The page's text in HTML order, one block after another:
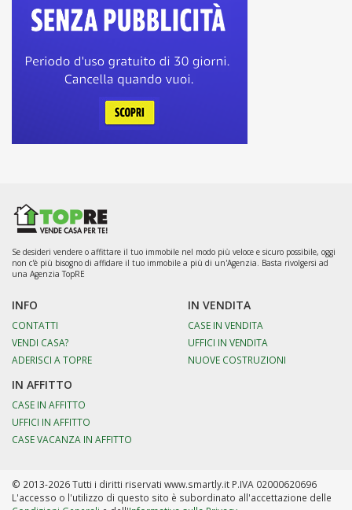
Se desideri vendere o affittare il tuo immobile nel modo più veloce e sicuro possibile, oggi
non c'è più bisogno di affidare il tuo immobile a più di un'Agenzia. Basta rivolgersi ad
una Agenzia TopRE
INFO
CONTATTI
VENDI CASA?
ADERISCI A TOPRE
IN VENDITA
CASE IN VENDITA
UFFICI IN VENDITA
NUOVE COSTRUZIONI
IN AFFITTO
CASE IN AFFITTO
UFFICI IN AFFITTO
CASE VACANZA IN AFFITTO
© 2013-2026 Tutti i diritti riservati www.smartly.it P.IVA 02000620696
L'accesso o l'utilizzo di questo sito è subordinato all'accettazione delle